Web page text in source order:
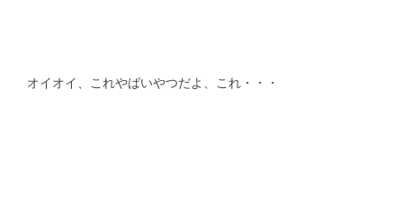
オイオイ、これやばいやつだよ、これ・・・